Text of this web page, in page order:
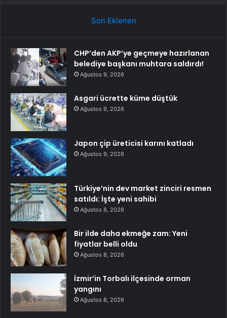
Son Eklenen
CHP’den AKP’ye geçmeye hazırlanan
belediye başkanı muhtara saldırdı!
Ağustos 9, 2026
Asgari ücrette küme düştük
Ağustos 9, 2026
Japon çip üreticisi karını katladı
Ağustos 9, 2026
Türkiye’nin dev market zinciri resmen
satıldı: İşte yeni sahibi
Ağustos 8, 2026
Bir ilde daha ekmeğe zam: Yeni
fiyatlar belli oldu
Ağustos 8, 2026
İzmir’in Torbalı ilçesinde orman
yangını
Ağustos 8, 2026